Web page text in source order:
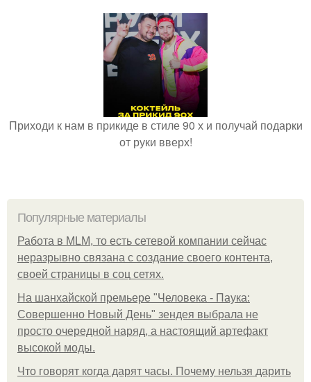
Приходи к нам в прикиде в стиле 90 х и получай подарки
от руки вверх!
Популярные материалы
Работа в MLM, то есть сетевой компании сейчас
неразрывно связана с создание своего контента,
своей страницы в соц сетях.
На шанхайской премьере "Человека - Паука:
Совершенно Новый День" зендея выбрала не
просто очередной наряд, а настоящий артефакт
высокой моды.
Что говорят когда дарят часы. Почему нельзя дарить